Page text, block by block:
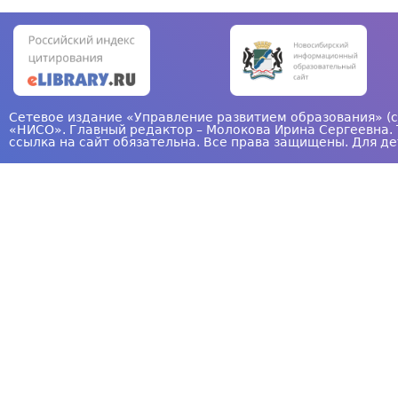
а
н
ы
Сетевое издание «Управление развитием
«НИСО». Главный редактор – Молокова Ирина
ссылка на сайт обязательна. Все права защищены. Для